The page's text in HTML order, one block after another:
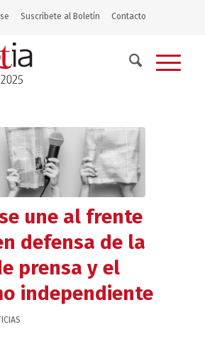
Suscríbete al Boletín Contacto
une al frente
defensa de la
prensa y el
independiente